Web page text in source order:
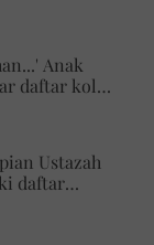
Anak
daftar kolej,
Ustazah
daftar